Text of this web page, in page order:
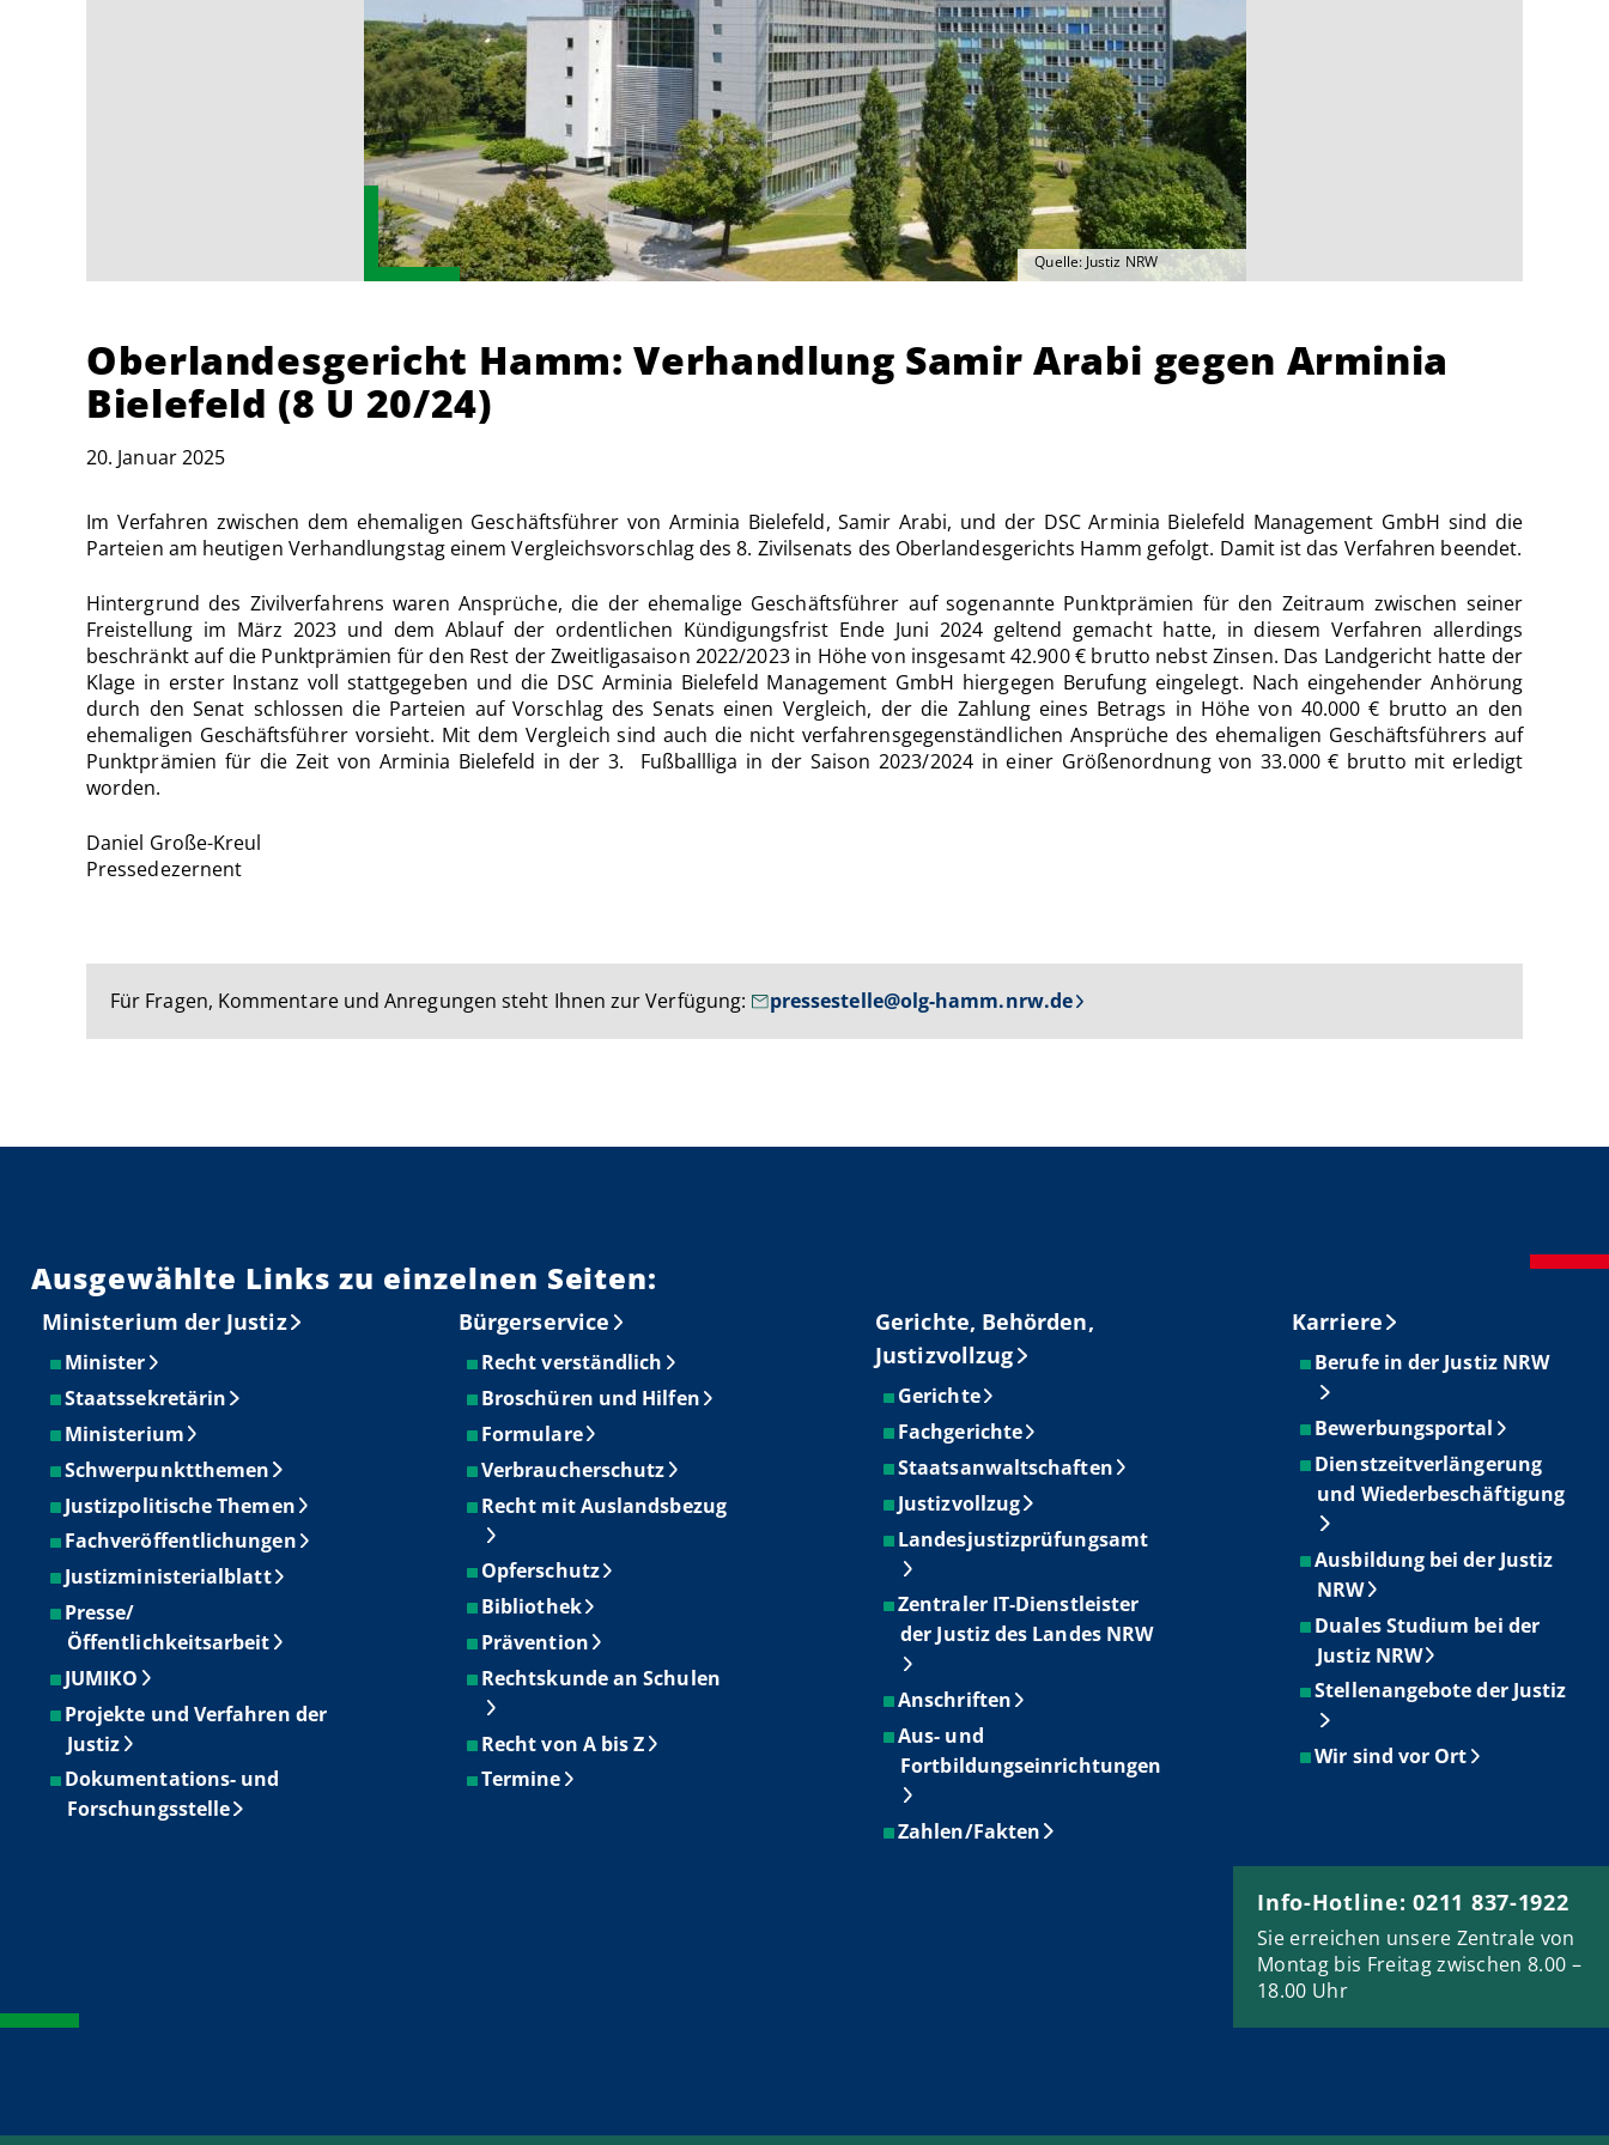
Quelle: Justiz NRW
Oberlandesgericht Hamm: Verhandlung Samir Arabi gegen Arminia
Bielefeld (8 U 20/24)
20. Januar 2025
Im Verfahren zwischen dem ehemaligen Geschäftsführer von Arminia Bielefeld, Samir Arabi, und der DSC Arminia Bielefeld Management GmbH sind die
Parteien am heutigen Verhandlungstag einem Vergleichsvorschlag des 8. Zivilsenats des Oberlandesgerichts Hamm gefolgt. Damit ist das Verfahren beendet.
Hintergrund des Zivilverfahrens waren Ansprüche, die der ehemalige Geschäftsführer auf sogenannte Punktprämien für den Zeitraum zwischen seiner
Freistellung im März 2023 und dem Ablauf der ordentlichen Kündigungsfrist Ende Juni 2024 geltend gemacht hatte, in diesem Verfahren allerdings
beschränkt auf die Punktprämien für den Rest der Zweitligasaison 2022/2023 in Höhe von insgesamt 42.900 € brutto nebst Zinsen. Das Landgericht hatte der
Klage in erster Instanz voll stattgegeben und die DSC Arminia Bielefeld Management GmbH hiergegen Berufung eingelegt. Nach eingehender Anhörung
durch den Senat schlossen die Parteien auf Vorschlag des Senats einen Vergleich, der die Zahlung eines Betrags in Höhe von 40.000 € brutto an den
ehemaligen Geschäftsführer vorsieht. Mit dem Vergleich sind auch die nicht verfahrensgegenständlichen Ansprüche des ehemaligen Geschäftsführers auf
Punktprämien für die Zeit von Arminia Bielefeld in der 3. Fußballliga in der Saison 2023/2024 in einer Größenordnung von 33.000 € brutto mit erledigt
worden.
Daniel Große-Kreul
Pressedezernent
Für Fragen, Kommentare und Anregungen steht Ihnen zur Verfügung: pressestelle@olg-hamm.nrw.de
Ausgewählte Links zu einzelnen Seiten:
Ministerium der Justiz
Minister
Staatssekretärin
Ministerium
Schwerpunktthemen
Justizpolitische Themen
Fachveröffentlichungen
Justizministerialblatt
Presse/
Öffentlichkeitsarbeit
JUMIKO
Projekte und Verfahren der
Justiz
Dokumentations- und
Forschungsstelle
Bürgerservice
Recht verständlich
Broschüren und Hilfen
Formulare
Verbraucherschutz
Recht mit Auslandsbezug
Opferschutz
Bibliothek
Prävention
Rechtskunde an Schulen
Recht von A bis Z
Termine
Gerichte, Behörden,
Justizvollzug
Gerichte
Fachgerichte
Staatsanwaltschaften
Justizvollzug
Landesjustizprüfungsamt
Zentraler IT-Dienstleister
der Justiz des Landes NRW
Anschriften
Aus- und
Fortbildungseinrichtungen
Zahlen/Fakten
Karriere
Berufe in der Justiz NRW
Bewerbungsportal
Dienstzeitverlängerung
und Wiederbeschäftigung
Ausbildung bei der Justiz
NRW
Duales Studium bei der
Justiz NRW
Stellenangebote der Justiz
Wir sind vor Ort
Info-Hotline: 0211 837-1922
Sie erreichen unsere Zentrale von
Montag bis Freitag zwischen 8.00 –
18.00 Uhr